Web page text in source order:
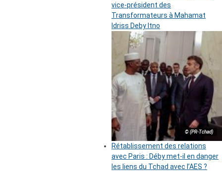
vice-président des
Transformateurs à Mahamat
Idriss Deby Itno
© (PR-Tchad)
Rétablissement des relations
avec Paris : Déby met-il en danger
les liens du Tchad avec l’AES ?